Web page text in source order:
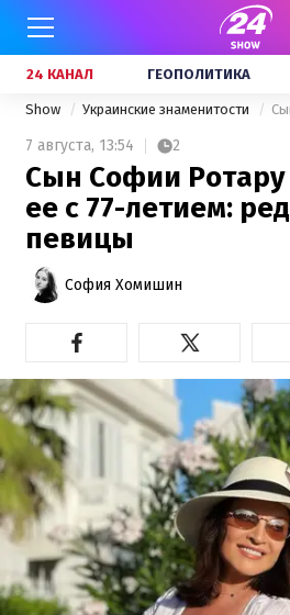
24 КАНАЛ ГЕОПОЛИТИКА
Show Украинские знаменитости
7 августа, 13:54 2
Сын Софии Ротару
ее с 77-летием:
певицы
София Хомишин